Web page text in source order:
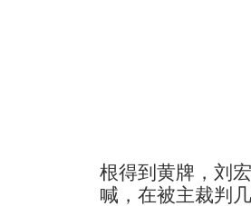
根得到黄牌，刘
喊，在被主裁判